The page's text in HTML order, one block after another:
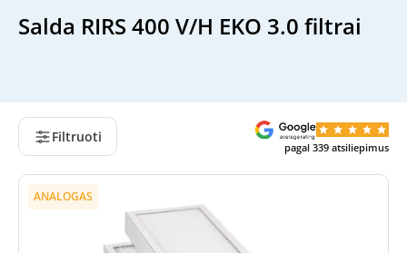
Salda RIRS 400 V/H EKO 3.0 filtrai
Filtruoti
pagal 339 atsiliepimus
ANALOGAS